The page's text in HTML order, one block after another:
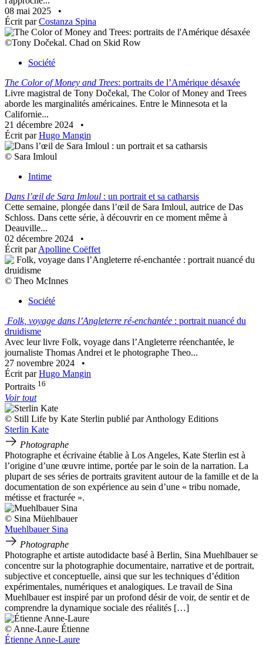
08 mai 2025
•
Écrit parCostanza Spina
©Tony Dočekal. Chad on Skid Row
Société
The Color of Money and Trees: portraits de l’Amérique désaxée
Livre magistral de Tony Dočekal, The Color of Money and Trees
aborde les marginalités américaines. Entre le Minnesota et la
Californie...
21 décembre 2024
•
Écrit parHugo Mangin
© Sara Imloul
Intime
Dans l’œil de Sara Imloul : un portrait et sa catharsis
Cette semaine, plongée dans l’œil de Sara Imloul, autrice de Das
Schloss. Dans cette série, à découvrir en ce moment même à
Deauville...
02 décembre 2024
•
Écrit parApolline Coëffet
© Theo McInnes
Société
Folk, voyage dans l’Angleterre ré-enchantée : portrait nuancé du
druidisme
Avec leur livre Folk, voyage dans l’Angleterre réenchantée, le
journaliste Thomas Andrei et le photographe Theo...
27 novembre 2024
•
Écrit parHugo Mangin
Portraits 16
Voir tout
© Still Life by Kate Sterlin publié par Anthology Editions
Sterlin Kate
Photographe
Photographe et écrivaine établie à Los Angeles, Kate Sterlin est à
l’origine d’une œuvre intime, portée par le soin de la narration. La
plupart de ses séries de portraits gravitent autour de la famille et de la
documentation de son expérience au sein d’une « tribu nomade,
métisse et fracturée ».
© Sina Müehlbauer
Muehlbauer Sina
Photographe
Photographe et artiste autodidacte basé à Berlin, Sina Muehlbauer se
concentre sur la photographie documentaire, narrative et de portrait,
subjective et conceptuelle, ainsi que sur les techniques d’édition
expérimentales, numériques et analogiques. Le travail de Sina
Muehlbauer est inspiré par un profond désir de voir, de sentir et de
comprendre la dynamique sociale des réalités […]
© Anne-Laure Étienne
Étienne Anne-Laure